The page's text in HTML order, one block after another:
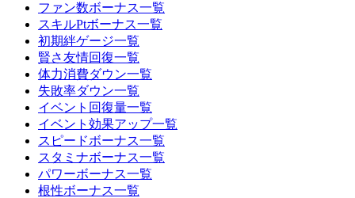
ファン数ボーナス一覧
スキルPtボーナス一覧
初期絆ゲージ一覧
賢さ友情回復一覧
体力消費ダウン一覧
失敗率ダウン一覧
イベント回復量一覧
イベント効果アップ一覧
スピードボーナス一覧
スタミナボーナス一覧
パワーボーナス一覧
根性ボーナス一覧